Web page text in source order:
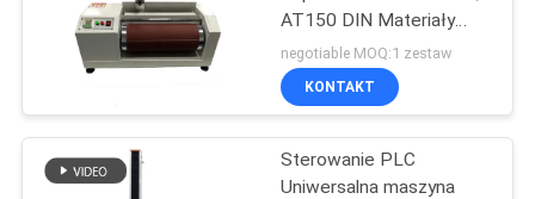
AT150 DIN Materiały
gumowe Urządzenia do
badania tarcia
negotiable MOQ:1 zestaw
KONTAKT
Sterowanie PLC
Uniwersalna maszyna